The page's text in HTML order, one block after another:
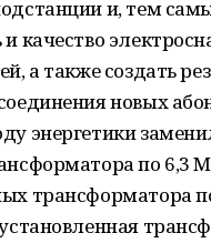
и, тем
качество
а также создать
новых
энергетики
по 6,3
трансформатора